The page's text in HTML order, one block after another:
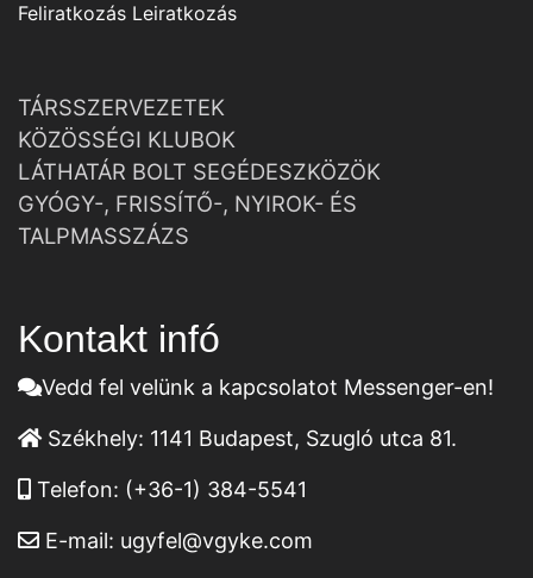
Feliratkozás Leiratkozás
TÁRSSZERVEZETEK
KÖZÖSSÉGI KLUBOK
LÁTHATÁR BOLT SEGÉDESZKÖZÖK
GYÓGY-, FRISSÍTŐ-, NYIROK- ÉS
TALPMASSZÁZS
Kontakt infó
Vedd fel velünk a kapcsolatot Messenger-en!
Székhely: 1141 Budapest, Szugló utca 81.
Telefon: (+36-1) 384-5541
E-mail: ugyfel@vgyke.com